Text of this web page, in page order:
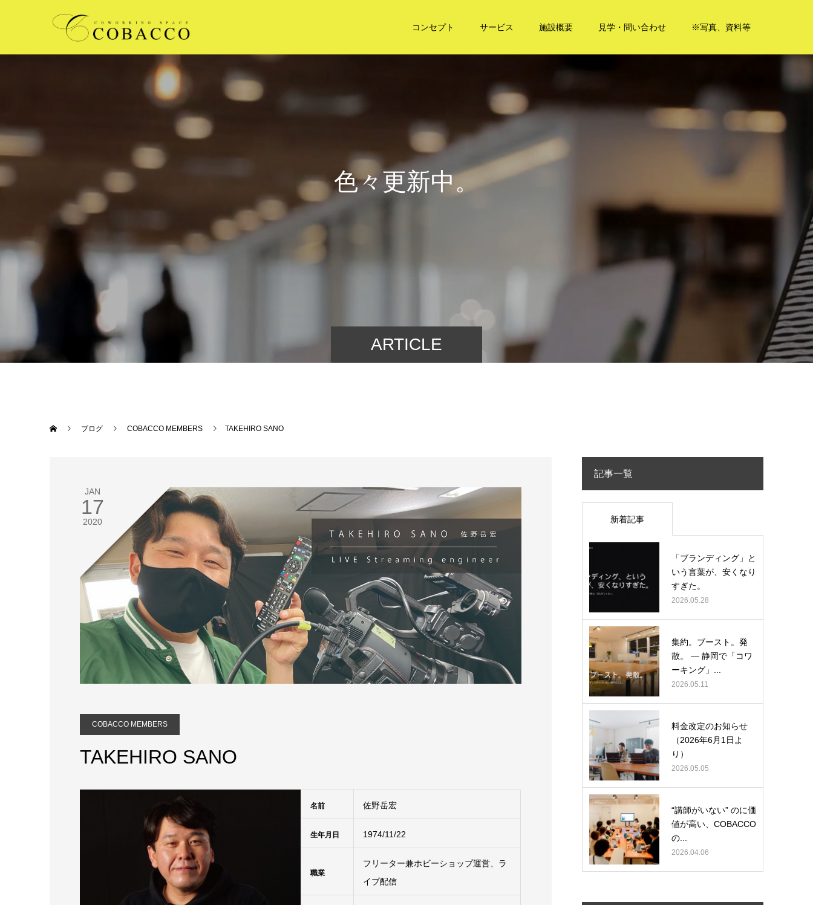
コンセプト サービス 施設概要 見学・問い合わせ ※写真、資料等
ARTICLE
色々更新中。
ブログ COBACCO MEMBERS TAKEHIRO SANO
JAN
17
2020
COBACCO MEMBERS
TAKEHIRO SANO
名前 佐野岳宏
生年月日 1974/11/22
職業
フリーター兼ホビーショップ運営、ラ
イブ配信
記事一覧
新着記事
「ブランディング」と
いう言葉が、安くなり
すぎた。
2026.05.28
集約。ブースト。発
散。 ― 静岡で「コワ
ーキング」...
2026.05.11
料金改定のお知らせ
（2026年6月1日よ
り）
2026.05.05
“講師がいない” のに価
値が高い、COBACCO
の...
2026.04.06